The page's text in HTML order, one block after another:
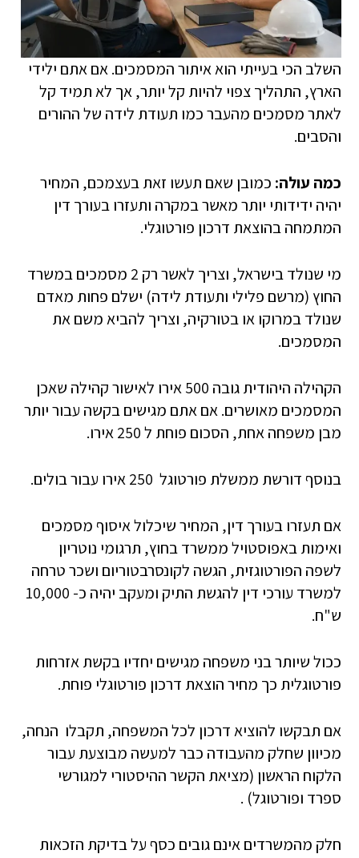
השלב הכי בעייתי הוא איתור המסמכים. אם אתם ילידי
הארץ, התהליך צפוי להיות קל יותר, אך לא תמיד קל
לאתר מסמכים מהעבר כמו תעודת לידה של ההורים
והסבים.
כמה עולה: כמובן שאם תעשו זאת בעצמכם, המחיר
יהיה ידידותי יותר מאשר במקרה ותעזרו בעורך דין
המתמחה בהוצאת דרכון פורטוגלי.
מי שנולד בישראל, וצריך לאשר רק 2 מסמכים במשרד
החוץ (מרשם פלילי ותעודת לידה) ישלם פחות מאדם
שנולד במרוקו או בטורקיה, וצריך להביא משם את
המסמכים.
הקהילה היהודית גובה 500 אירו לאישור קהילה שאכן
המסמכים מאושרים. אם אתם מגישים בקשה עבור יותר
מבן משפחה אחת, הסכום פוחת ל 250 אירו.
בנוסף דורשת ממשלת פורטוגל 250 אירו עבור בולים.
אם תעזרו בעורך דין, המחיר שיכלול איסוף מסמכים
ואימות באפוסטויל ממשרד בחוץ, תרגומי נוטריון
לשפה הפורטוגזית, הגשה לקונסרבטוריום ושכר טרחה
למשרד עורכי דין להגשת התיק ומעקב יהיה כ- 10,000
ש"ח.
ככול שיותר בני משפחה מגישים יחדיו בקשת אזרחות
פורטוגלית כך מחיר הוצאת דרכון פורטוגלי פוחת.
אם תבקשו להוציא דרכון לכל המשפחה, תקבלו הנחה,
מכיוון שחלק מהעבודה כבר למעשה מבוצעת עבור
הלקוח הראשון (מציאת הקשר ההיסטורי למגורשי
ספרד ופורטוגל) .
חלק מהמשרדים אינם גובים כסף על בדיקת הזכאות